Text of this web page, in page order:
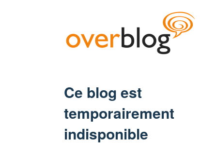
Ce blog est
temporairement
indisponible